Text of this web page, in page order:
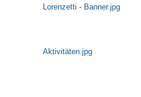
Lorenzetti - Banner.jpg
Aktivitäten.jpg